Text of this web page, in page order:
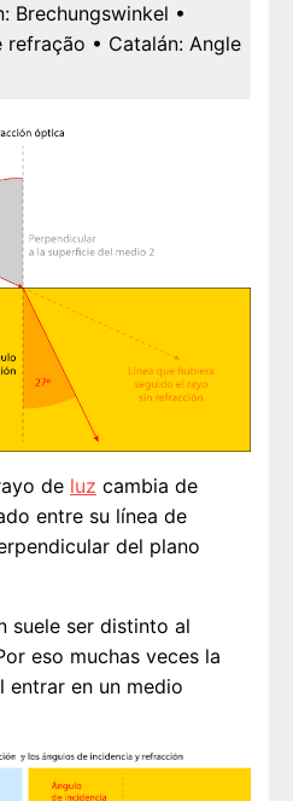
Brechungswinkel •
refração • Catalán: Angle
de luz cambia de
entre su línea de
del plano
suele ser distinto al
eso muchas veces la
entrar en un medio